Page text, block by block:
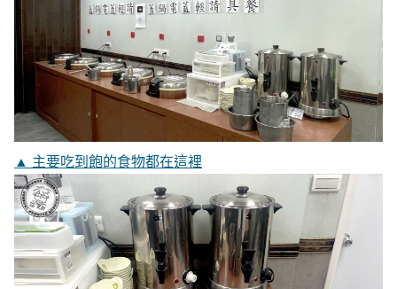
▲ 主要吃到飽的食物都在這裡